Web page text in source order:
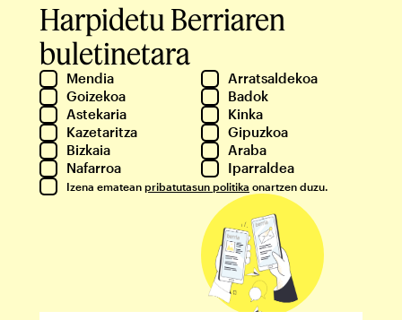
Harpidetu Berriaren
buletinetara
Mendia
Arratsaldekoa
Goizekoa
Badok
Astekaria
Kinka
Kazetaritza
Gipuzkoa
Bizkaia
Araba
Nafarroa
Iparraldea
Izena ematean pribatutasun politika onartzen duzu.